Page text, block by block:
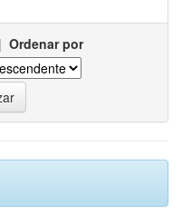
| Ordenar por